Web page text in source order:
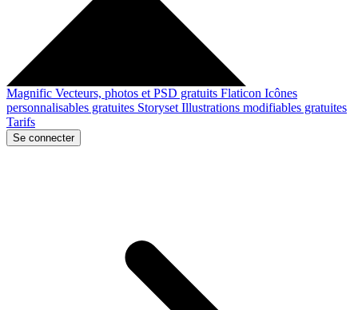
Magnific Vecteurs, photos et PSD gratuits Flaticon Icônes
personnalisables gratuites Storyset Illustrations modifiables gratuites
Tarifs
Se connecter